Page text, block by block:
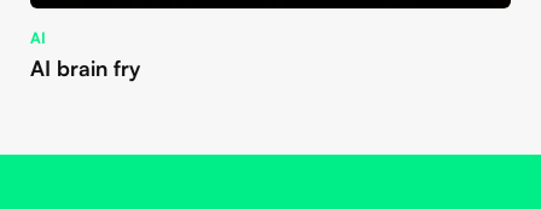
AI
AI brain fry